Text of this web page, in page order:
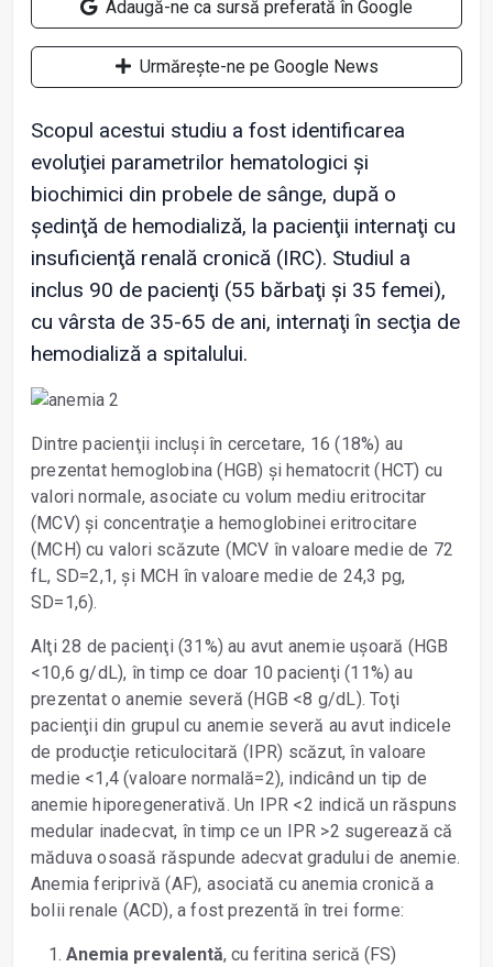
Adaugă-ne ca sursă preferată în Google
Urmărește-ne pe Google News
Scopul acestui studiu a fost identificarea
evoluţiei parametrilor hematologici și
biochimici din probele de sânge, după o
ședinţă de hemodializă, la pacienţii internaţi cu
insuficienţă renală cronică (IRC). Studiul a
inclus 90 de pacienţi (55 bărbaţi și 35 femei),
cu vârsta de 35-65 de ani, internaţi în secţia de
hemodializă a spitalului.
Dintre pacienţii incluși în cercetare, 16 (18%) au
prezentat hemoglobina (HGB) și hematocrit (HCT) cu
valori normale, asociate cu volum mediu eritrocitar
(MCV) și concentraţie a hemoglobinei eritrocitare
(MCH) cu valori scăzute (MCV în valoare medie de 72
fL, SD=2,1, și MCH în valoare medie de 24,3 pg,
SD=1,6).
Alţi 28 de pacienţi (31%) au avut anemie ușoară (HGB
<10,6 g/dL), în timp ce doar 10 pacienţi (11%) au
prezentat o anemie severă (HGB <8 g/dL). Toţi
pacienţii din grupul cu anemie severă au avut indicele
de producţie reticulocitară (IPR) scăzut, în valoare
medie <1,4 (valoare normală=2), indicând un tip de
anemie hiporegenerativă. Un IPR <2 indică un răspuns
medular inadecvat, în timp ce un IPR >2 sugerează că
măduva osoasă răspunde adecvat gradului de anemie.
Anemia feriprivă (AF), asociată cu anemia cronică a
bolii renale (ACD), a fost prezentă în trei forme:
Anemia prevalentă, cu feritina serică (FS)